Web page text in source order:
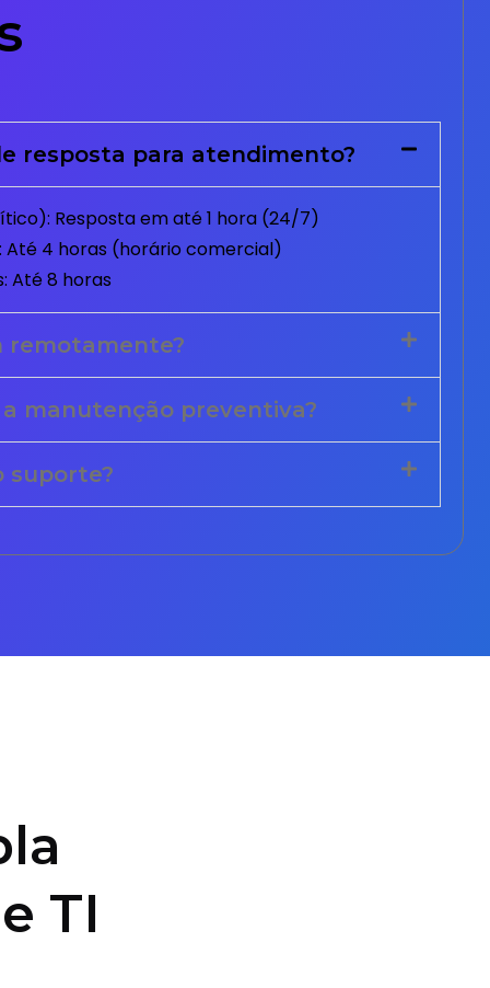
resposta para atendimento?
Resposta em até 1 hora (24/7)
Até 4 horas (horário comercial)
Até 8 horas
remotamente?
manutenção preventiva?
suporte?
TI